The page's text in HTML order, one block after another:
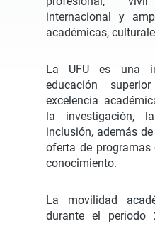
internacional y
académicas,
La UFU es una
educación
excelencia
la investigación,
inclusión, además
oferta de programas
conocimiento.
La movilidad
durante el periodo